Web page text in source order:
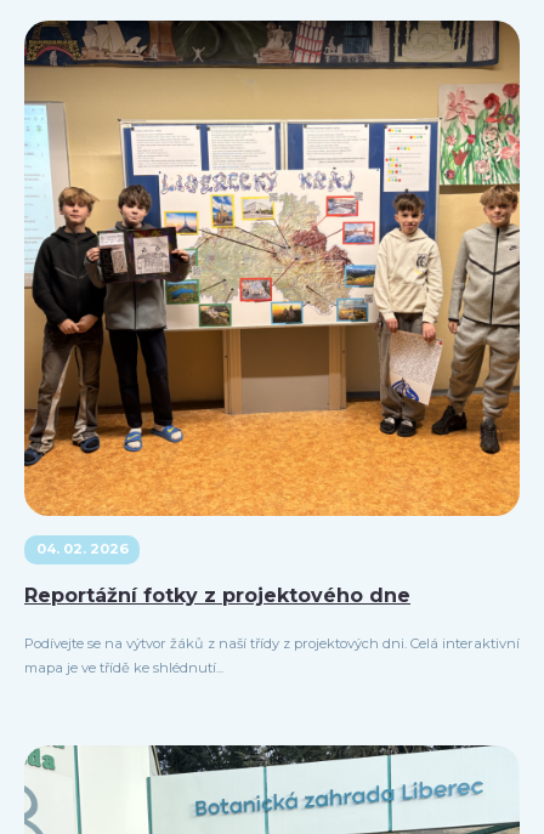
04. 02. 2026
Reportážní fotky z projektového dne
Podívejte se na výtvor žáků z naší třídy z projektových dni. Celá interaktivní
mapa je ve třídě ke shlédnutí...